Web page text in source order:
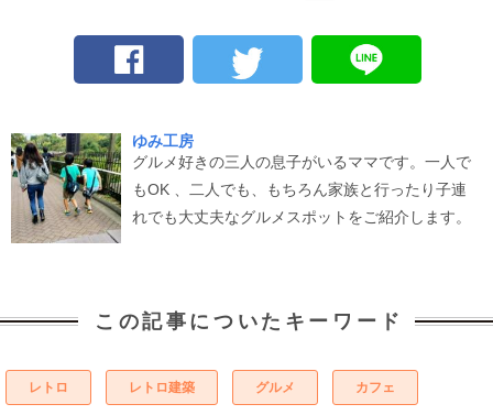
ゆみ工房
グルメ好きの三人の息子がいるママです。一人で
もOK 、二人でも、もちろん家族と行ったり子連
れでも大丈夫なグルメスポットをご紹介します。
この記事についたキーワード
レトロ レトロ建築 グルメ カフェ